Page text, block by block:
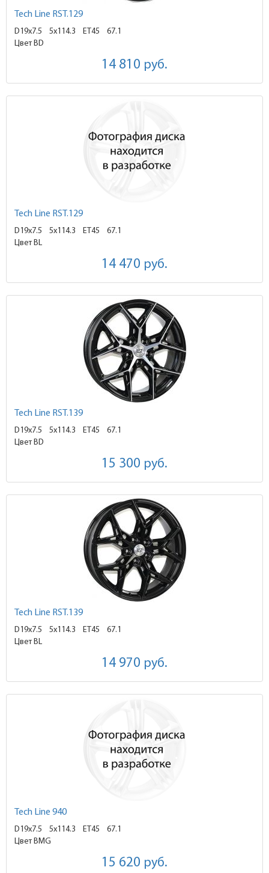
Tech Line RST.129
D19x7.5 5x114.3 ET45
67.1
Цвет BD
14 810 руб.
Tech Line RST.129
D19x7.5 5x114.3 ET45
67.1
Цвет BL
14 470 руб.
Tech Line RST.139
D19x7.5 5x114.3 ET45
67.1
Цвет BD
15 300 руб.
Tech Line RST.139
D19x7.5 5x114.3 ET45
67.1
Цвет BL
14 970 руб.
Tech Line 940
D19x7.5 5x114.3 ET45
67.1
Цвет BMG
15 620 руб.